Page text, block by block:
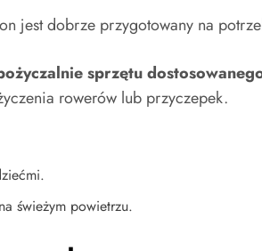
jest dobrze przygotowany na
sprzętu
rowerów lub przyczepek.
świeżym powietrzu.